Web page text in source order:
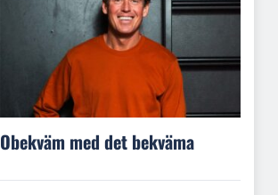
Obekväm med det bekväma